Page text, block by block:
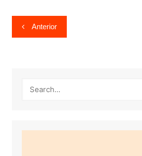
Navegação
de
Anterior